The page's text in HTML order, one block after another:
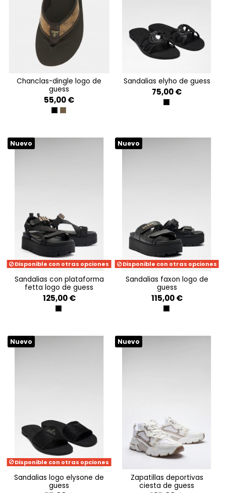
chanclas-dingle logo de
guess
55,00 €
BLACKCOFFEE
sandalias elyho de guess
75,00 €
BLACK
Nuevo
Disponible con otras opciones
sandalias con plataforma
fetta logo de guess
125,00 €
BLACK
Nuevo
Disponible con otras opciones
sandalias faxon logo de
guess
115,00 €
BLACK
Nuevo
Disponible con otras opciones
sandalias logo elysone de
guess
Nuevo
zapatillas deportivas
ciesta de guess